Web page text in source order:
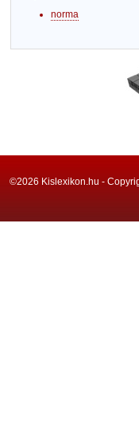
norma
©2026 Kislexikon.hu -